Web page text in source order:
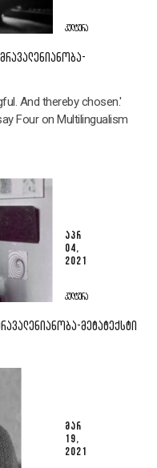
ᲙᲣᲚᲢᲣᲠᲐ
And thereby chosen.'
Four on Multilingualism
ᲐᲞᲠ
04,
2021
ᲙᲣᲚᲢᲣᲠᲐ
ᲛᲔᲢᲐᲢᲔᲥᲡᲢᲘ
ᲛᲐᲠ
19,
2021